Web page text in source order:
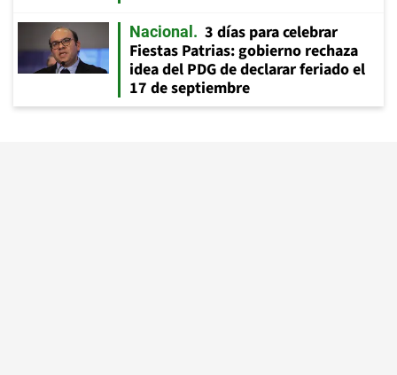
Nacional
3 días para celebrar
Fiestas Patrias: gobierno rechaza
idea del PDG de declarar feriado el
17 de septiembre